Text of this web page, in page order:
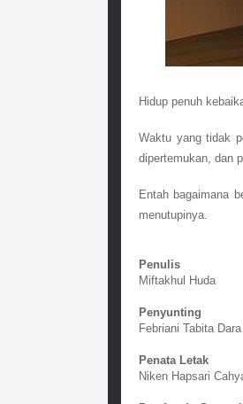
Hidup penuh
Waktu yang tidak
dipertemukan, dan
Entah bagaimana
menutupinya.
Penulis
Miftakhul Huda
Penyunting
Febriani Tabita
Penata Letak
Niken Hapsari